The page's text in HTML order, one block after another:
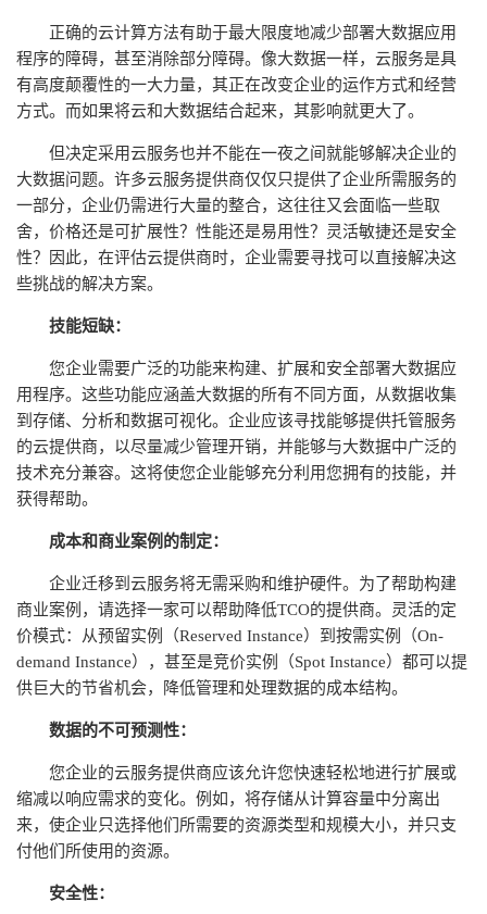
正确的云计算方法有助于最大限度地减少部署大数据应用
程序的障碍，甚至消除部分障碍。像大数据一样，云服务是具
有高度颠覆性的一大力量，其正在改变企业的运作方式和经营
方式。而如果将云和大数据结合起来，其影响就更大了。
但决定采用云服务也并不能在一夜之间就能够解决企业的
大数据问题。许多云服务提供商仅仅只提供了企业所需服务的
一部分，企业仍需进行大量的整合，这往往又会面临一些取
舍，价格还是可扩展性？性能还是易用性？灵活敏捷还是安全
性？因此，在评估云提供商时，企业需要寻找可以直接解决这
些挑战的解决方案。
技能短缺：
您企业需要广泛的功能来构建、扩展和安全部署大数据应
用程序。这些功能应涵盖大数据的所有不同方面，从数据收集
到存储、分析和数据可视化。企业应该寻找能够提供托管服务
的云提供商，以尽量减少管理开销，并能够与大数据中广泛的
技术充分兼容。这将使您企业能够充分利用您拥有的技能，并
获得帮助。
成本和商业案例的制定：
企业迁移到云服务将无需采购和维护硬件。为了帮助构建
商业案例，请选择一家可以帮助降低TCO的提供商。灵活的定
价模式：从预留实例（Reserved Instance）到按需实例（On-
demand Instance），甚至是竞价实例（Spot Instance）都可以提
供巨大的节省机会，降低管理和处理数据的成本结构。
数据的不可预测性：
您企业的云服务提供商应该允许您快速轻松地进行扩展或
缩减以响应需求的变化。例如，将存储从计算容量中分离出
来，使企业只选择他们所需要的资源类型和规模大小，并只支
付他们所使用的资源。
安全性：